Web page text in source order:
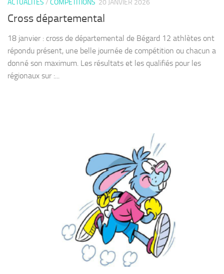
ACTUALITÉS / COMPETITIONS 20 JANVIER 2026
Cross départemental
18 janvier : cross de départemental de Bégard 12 athlètes ont
répondu présent, une belle journée de compétition ou chacun a
donné son maximum. Les résultats et les qualifiés pour les
régionaux sur :...